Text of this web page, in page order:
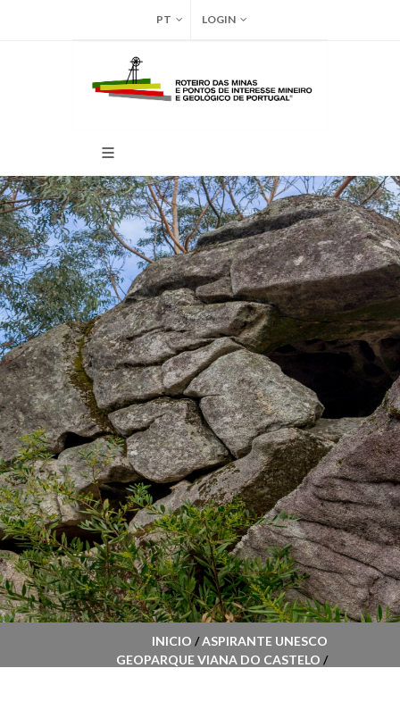
PT LOGIN
INICIO /ASPIRANTE UNESCO
GEOPARQUE VIANA DO CASTELO /